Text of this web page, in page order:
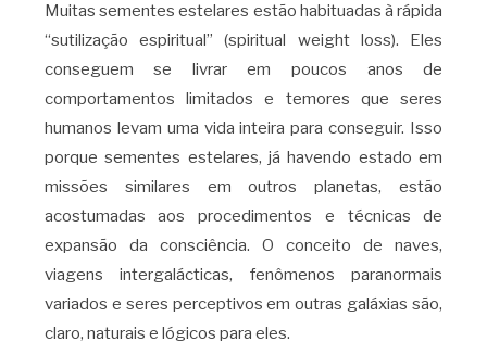
Muitas sementes estelares estão habituadas à rápida
“sutilização espiritual” (spiritual weight loss). Eles
conseguem se livrar em poucos anos de
comportamentos limitados e temores que seres
humanos levam uma vida inteira para conseguir. Isso
porque sementes estelares, já havendo estado em
missões similares em outros planetas, estão
acostumadas aos procedimentos e técnicas de
expansão da consciência. O conceito de naves,
viagens intergalácticas, fenômenos paranormais
variados e seres perceptivos em outras galáxias são,
claro, naturais e lógicos para eles.